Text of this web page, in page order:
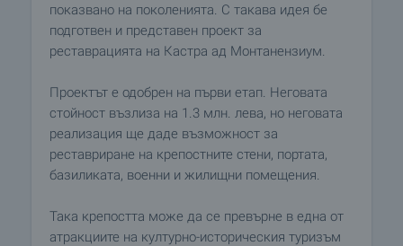
показвано на поколенията. С такава идея бе
подготвен и представен проект за
реставрацията на Кастра ад Монтанензиум.
Проектът е одобрен на първи етап. Неговата
стойност възлиза на 1.3 млн. лева, но неговата
реализация ще даде възможност за
реставриране на крепостните стени, портата,
базиликата, военни и жилищни помещения.
Така крепостта може да се превърне в една от
атракциите на културно-историческия туризъм